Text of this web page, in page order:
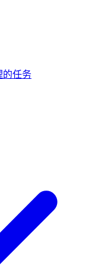
的任务